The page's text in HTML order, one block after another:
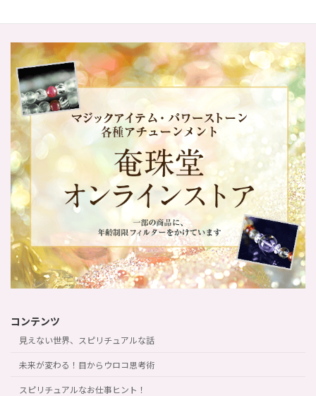
コンテンツ
見えない世界、スピリチュアルな話
未来が変わる！目からウロコ思考術
スピリチュアルなお仕事ヒント！